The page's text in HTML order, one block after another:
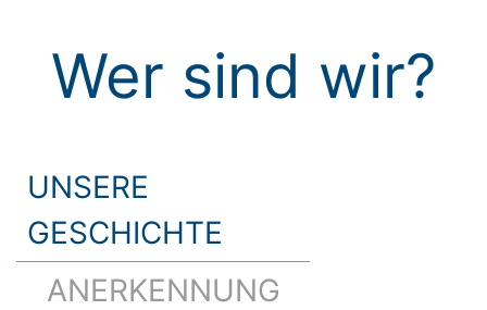
Wer sind wir?
UNSERE
GESCHICHTE
ANERKENNUNG